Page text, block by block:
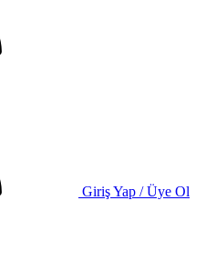
Giriş Yap / Üye Ol